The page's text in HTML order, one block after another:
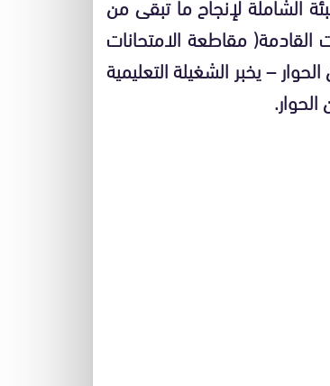
مقاطعة الامتحانات
– يخبر الشغيلة التعليمية